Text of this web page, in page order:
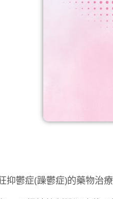
抑鬱症(躁鬱症)的藥物治